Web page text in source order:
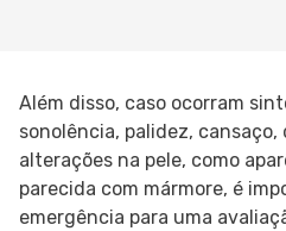
Além disso, caso ocorram
sonolência, palidez,
alterações na pele, como
parecida com mármore, é
emergência para uma